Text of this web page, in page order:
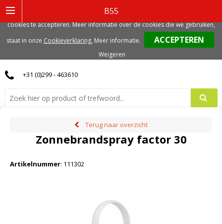
B55
0
+31 (0)299 - 463610
Terug naar overzicht
Zonnebrandspray factor 30
Artikelnummer: 111302
gerelateerde cookies. Voor de beste gebruikerservaring, adviseren we deze
cookies te accepteren. Meer informatie over de cookies die we gebruiken,
staat in onze Cookieverklaring. Meer informatie.
Weigeren